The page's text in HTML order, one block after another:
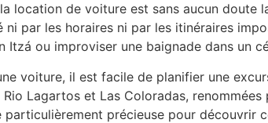
location de voiture est sans aucun doute
ni par les horaires ni par les itinéraires
Itzá ou improviser une baignade dans un
voiture, il est facile de planifier une
Rio Lagartos et Las Coloradas,
particulièrement précieuse pour